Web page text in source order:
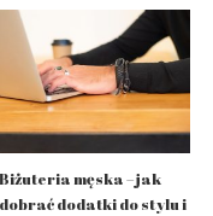
Biżuteria męska – jak
dobrać dodatki do stylu i